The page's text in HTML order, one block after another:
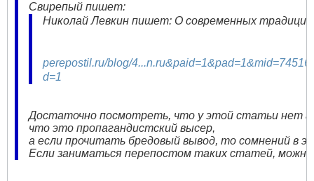
Свирепый пишет:
Николай Левкин пишет: О современных
perepostil.ru/blog/
d=1
Достаточно посмотреть, что у этой статьи нет
что это пропагандистский высер,
а если прочитать бредовый вывод, то сомнений в
Если заниматься перепостом таких статей, можно